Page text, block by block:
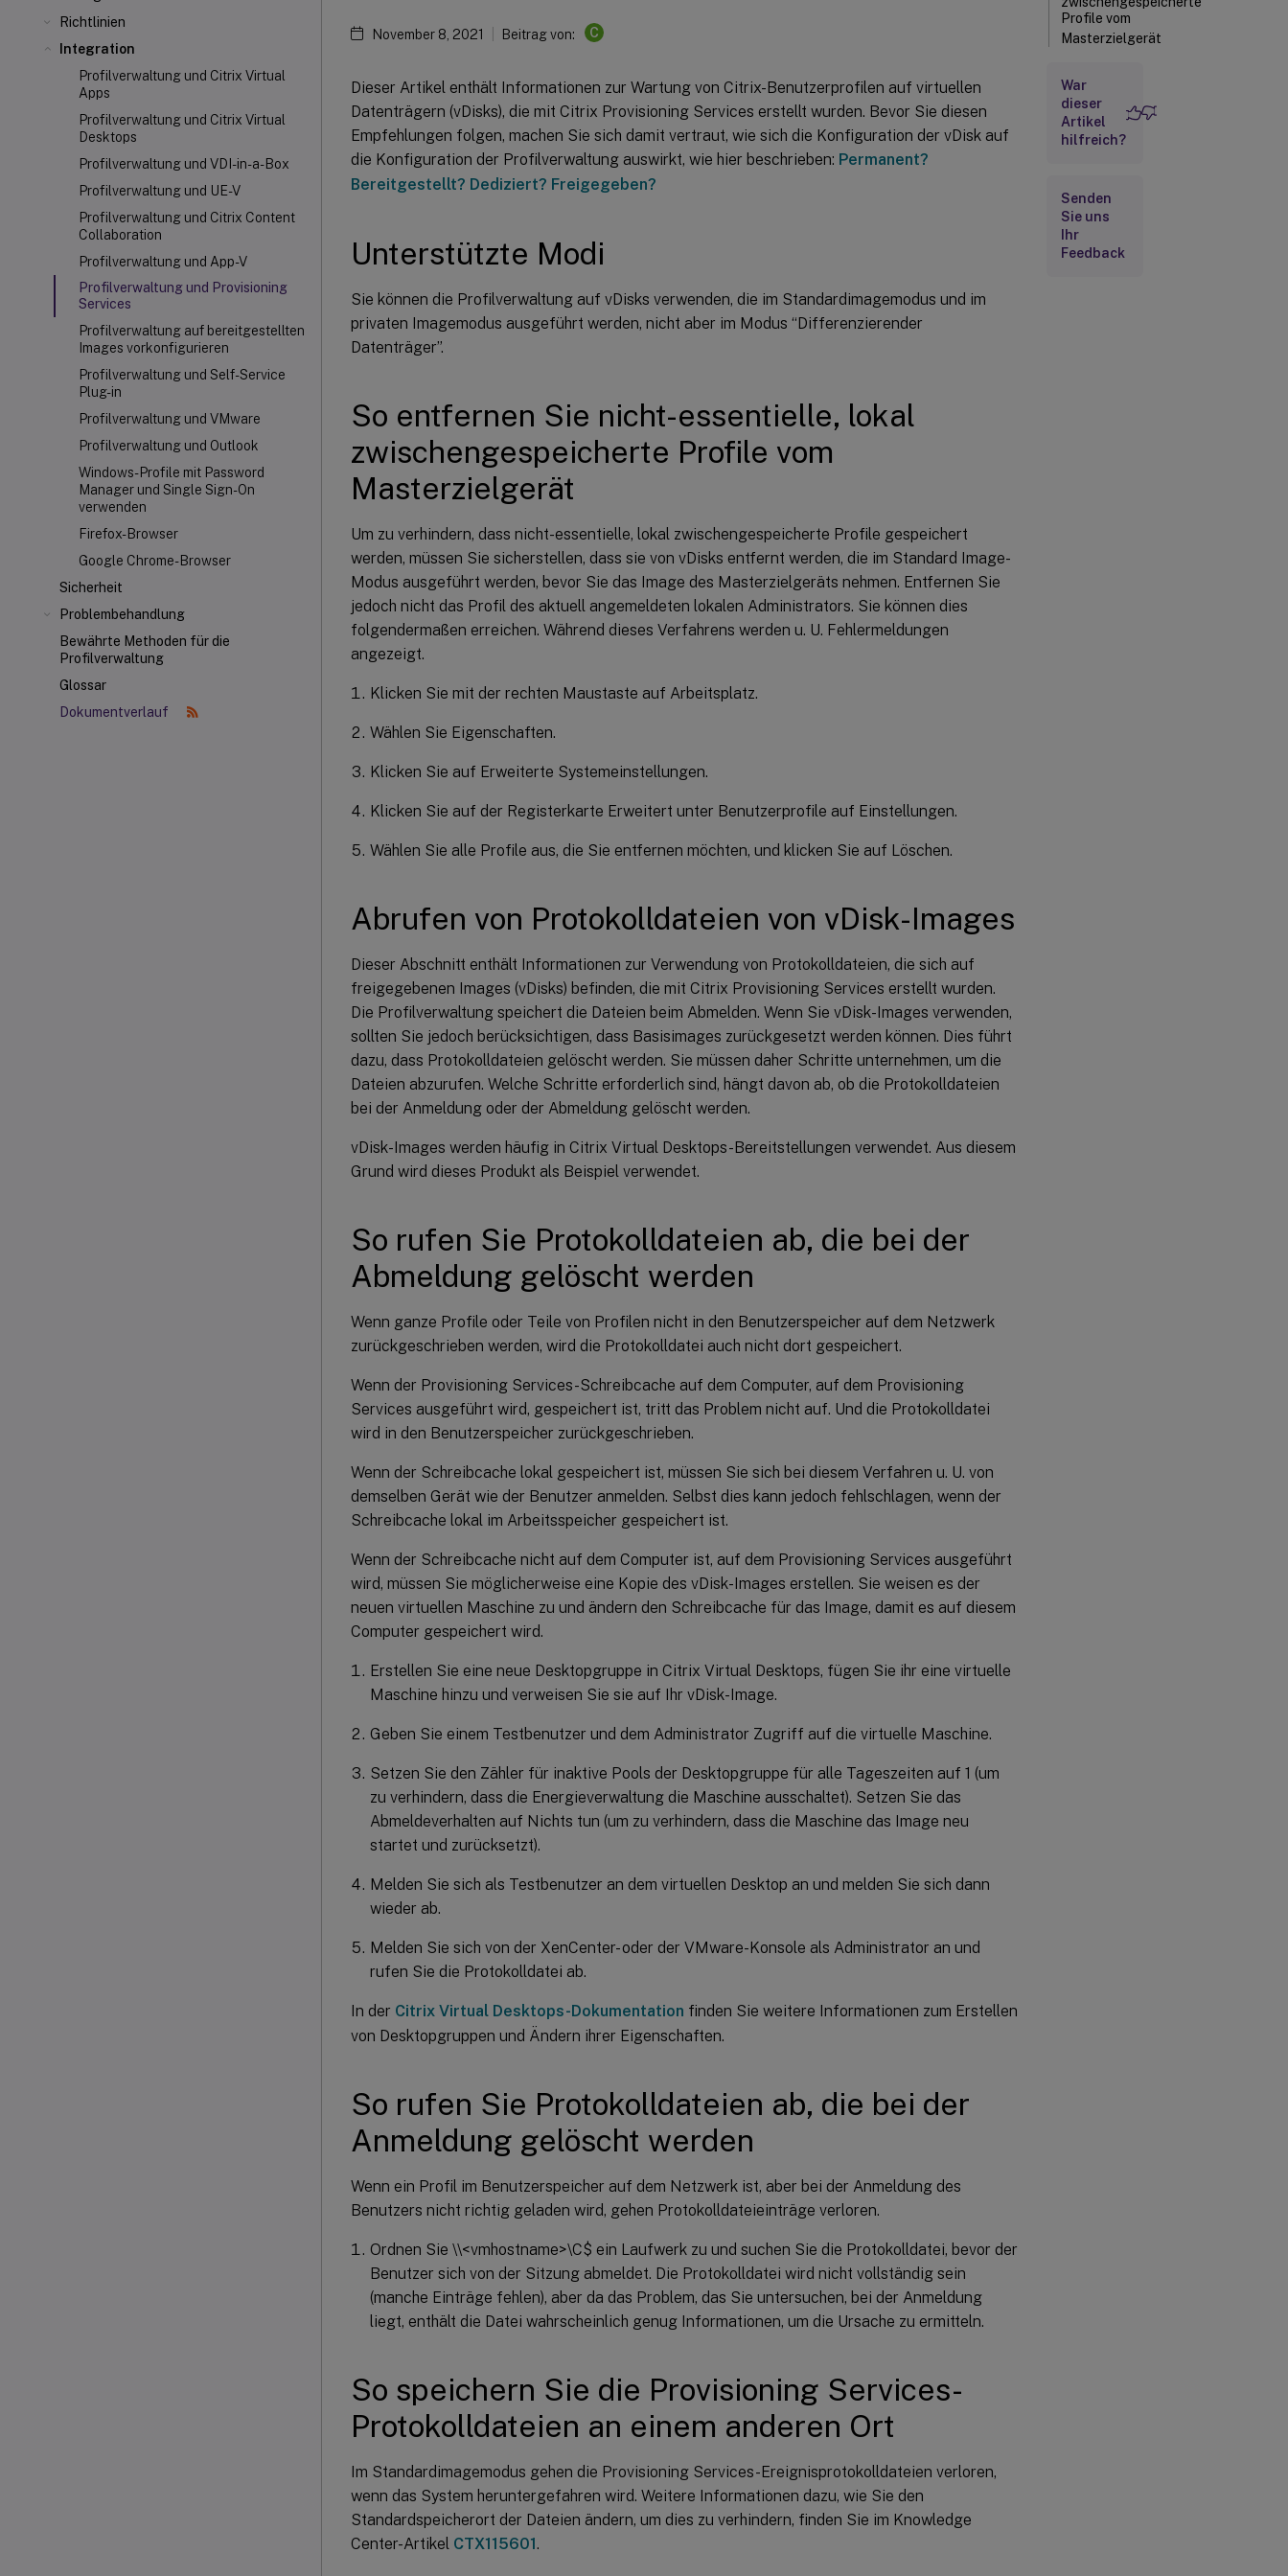
Richtlinien
Integration
Profilverwaltung und Citrix Virtual
Apps
Profilverwaltung und Citrix Virtual
Desktops
Profilverwaltung und VDI-in-a-Box
Profilverwaltung und UE-V
Profilverwaltung und Citrix Content
Collaboration
Profilverwaltung und App-V
Profilverwaltung und Provisioning
Services
Profilverwaltung auf bereitgestellten
Images vorkonfigurieren
Profilverwaltung und Self-Service
Plug-in
Profilverwaltung und VMware
Profilverwaltung und Outlook
Windows-Profile mit Password
Manager und Single Sign-On
verwenden
Firefox-Browser
Google Chrome-Browser
Sicherheit
Problembehandlung
Bewährte Methoden für die
Profilverwaltung
Glossar
Dokumentverlauf
November 8, 2021 Beitrag von: C
Dieser Artikel enthält Informationen zur Wartung von Citrix-Benutzerprofilen auf virtuellen
Datenträgern (vDisks), die mit Citrix Provisioning Services erstellt wurden. Bevor Sie diesen
Empfehlungen folgen, machen Sie sich damit vertraut, wie sich die Konfiguration der vDisk auf
die Konfiguration der Profilverwaltung auswirkt, wie hier beschrieben: Permanent?
Bereitgestellt? Dediziert? Freigegeben?
Unterstützte Modi
Sie können die Profilverwaltung auf vDisks verwenden, die im Standardimagemodus und im
privaten Imagemodus ausgeführt werden, nicht aber im Modus “Differenzierender
Datenträger”.
So entfernen Sie nicht-essentielle, lokal
zwischengespeicherte Profile vom
Masterzielgerät
Um zu verhindern, dass nicht-essentielle, lokal zwischengespeicherte Profile gespeichert
werden, müssen Sie sicherstellen, dass sie von vDisks entfernt werden, die im Standard Image-
Modus ausgeführt werden, bevor Sie das Image des Masterzielgeräts nehmen. Entfernen Sie
jedoch nicht das Profil des aktuell angemeldeten lokalen Administrators. Sie können dies
folgendermaßen erreichen. Während dieses Verfahrens werden u. U. Fehlermeldungen
angezeigt.
Klicken Sie mit der rechten Maustaste auf Arbeitsplatz.
Wählen Sie Eigenschaften.
Klicken Sie auf Erweiterte Systemeinstellungen.
Klicken Sie auf der Registerkarte Erweitert unter Benutzerprofile auf Einstellungen.
Wählen Sie alle Profile aus, die Sie entfernen möchten, und klicken Sie auf Löschen.
Abrufen von Protokolldateien von vDisk-Images
Dieser Abschnitt enthält Informationen zur Verwendung von Protokolldateien, die sich auf
freigegebenen Images (vDisks) befinden, die mit Citrix Provisioning Services erstellt wurden.
Die Profilverwaltung speichert die Dateien beim Abmelden. Wenn Sie vDisk-Images verwenden,
sollten Sie jedoch berücksichtigen, dass Basisimages zurückgesetzt werden können. Dies führt
dazu, dass Protokolldateien gelöscht werden. Sie müssen daher Schritte unternehmen, um die
Dateien abzurufen. Welche Schritte erforderlich sind, hängt davon ab, ob die Protokolldateien
bei der Anmeldung oder der Abmeldung gelöscht werden.
vDisk-Images werden häufig in Citrix Virtual Desktops-Bereitstellungen verwendet. Aus diesem
Grund wird dieses Produkt als Beispiel verwendet.
So rufen Sie Protokolldateien ab, die bei der
Abmeldung gelöscht werden
Wenn ganze Profile oder Teile von Profilen nicht in den Benutzerspeicher auf dem Netzwerk
zurückgeschrieben werden, wird die Protokolldatei auch nicht dort gespeichert.
Wenn der Provisioning Services-Schreibcache auf dem Computer, auf dem Provisioning
Services ausgeführt wird, gespeichert ist, tritt das Problem nicht auf. Und die Protokolldatei
wird in den Benutzerspeicher zurückgeschrieben.
Wenn der Schreibcache lokal gespeichert ist, müssen Sie sich bei diesem Verfahren u. U. von
demselben Gerät wie der Benutzer anmelden. Selbst dies kann jedoch fehlschlagen, wenn der
Schreibcache lokal im Arbeitsspeicher gespeichert ist.
Wenn der Schreibcache nicht auf dem Computer ist, auf dem Provisioning Services ausgeführt
wird, müssen Sie möglicherweise eine Kopie des vDisk-Images erstellen. Sie weisen es der
neuen virtuellen Maschine zu und ändern den Schreibcache für das Image, damit es auf diesem
Computer gespeichert wird.
Erstellen Sie eine neue Desktopgruppe in Citrix Virtual Desktops, fügen Sie ihr eine virtuelle
Maschine hinzu und verweisen Sie sie auf Ihr vDisk-Image.
Geben Sie einem Testbenutzer und dem Administrator Zugriff auf die virtuelle Maschine.
Setzen Sie den Zähler für inaktive Pools der Desktopgruppe für alle Tageszeiten auf 1 (um
zu verhindern, dass die Energieverwaltung die Maschine ausschaltet). Setzen Sie das
Abmeldeverhalten auf Nichts tun (um zu verhindern, dass die Maschine das Image neu
startet und zurücksetzt).
Melden Sie sich als Testbenutzer an dem virtuellen Desktop an und melden Sie sich dann
wieder ab.
Melden Sie sich von der XenCenter- oder der VMware-Konsole als Administrator an und
rufen Sie die Protokolldatei ab.
In der Citrix Virtual Desktops-Dokumentation finden Sie weitere Informationen zum Erstellen
von Desktopgruppen und Ändern ihrer Eigenschaften.
So rufen Sie Protokolldateien ab, die bei der
Anmeldung gelöscht werden
Wenn ein Profil im Benutzerspeicher auf dem Netzwerk ist, aber bei der Anmeldung des
Benutzers nicht richtig geladen wird, gehen Protokolldateieinträge verloren.
Ordnen Sie \\<vmhostname>\C$ ein Laufwerk zu und suchen Sie die Protokolldatei, bevor der
Benutzer sich von der Sitzung abmeldet. Die Protokolldatei wird nicht vollständig sein
(manche Einträge fehlen), aber da das Problem, das Sie untersuchen, bei der Anmeldung
liegt, enthält die Datei wahrscheinlich genug Informationen, um die Ursache zu ermitteln.
So speichern Sie die Provisioning Services-
Protokolldateien an einem anderen Ort
Im Standardimagemodus gehen die Provisioning Services-Ereignisprotokolldateien verloren,
wenn das System heruntergefahren wird. Weitere Informationen dazu, wie Sie den
Standardspeicherort der Dateien ändern, um dies zu verhindern, finden Sie im Knowledge
Center-Artikel CTX115601.
Profile vom
Masterzielgerät
Protokolldateien
von vDisk-
Images
Abmeldung
gelöscht werden
War
dieser
Artikel
hilfreich?
Senden
Sie uns
Ihr
Feedback